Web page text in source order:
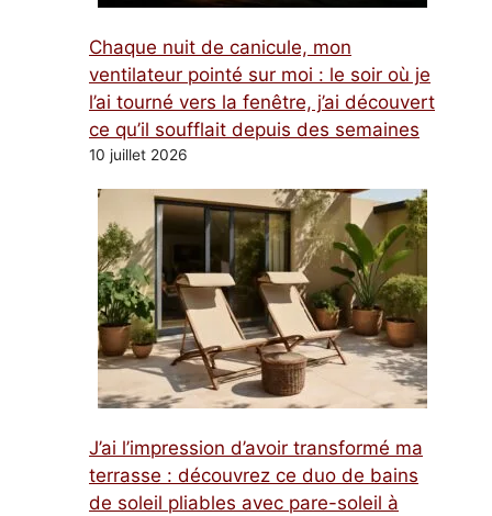
Chaque nuit de canicule, mon
ventilateur pointé sur moi : le soir où je
l’ai tourné vers la fenêtre, j’ai découvert
ce qu’il soufflait depuis des semaines
10 juillet 2026
J’ai l’impression d’avoir transformé ma
terrasse : découvrez ce duo de bains
de soleil pliables avec pare-soleil à